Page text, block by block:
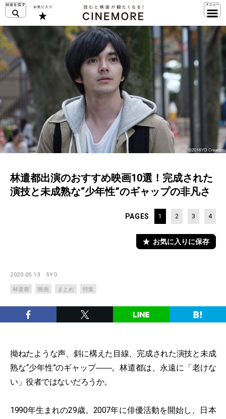
林遣都出演のおすすめ映画10選！完成された
演技と未成熟な“少年性”のギャップの非凡さ
PAGES 1 2 3 4
お気に入りに保存
2020.05.13 SYO
林遣都 映画 まとめ 特集
拗ねたような声、斜に構えた目線、完成された演技と未成
熟な“少年性”のギャップ――。林遣都は、永遠に「老けな
い」役者ではないだろうか。
1990年生まれの29歳。2007年に俳優活動を開始し、日本